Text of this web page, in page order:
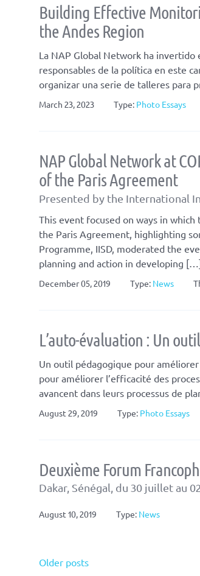
Building Effective
the Andes Region
La NAP Global Network ha invertido
responsables de la política en este
organizar una serie de talleres para
March 23, 2023 Type: Photo Essays
NAP Global Network at
of the Paris Agreement
Presented by the International
This event focused on ways in
the Paris Agreement, highlighting
Programme, IISD, moderated the
planning and action in developing
December 05, 2019 Type: News
L’auto-évaluation : Un
Un outil pédagogique pour
pour améliorer l’efficacité des
avancent dans leurs processus de
August 29, 2019 Type: Photo Essays
Deuxième Forum
Dakar, Sénégal, du 30 juillet au
August 10, 2019 Type: News
Posts
Older posts